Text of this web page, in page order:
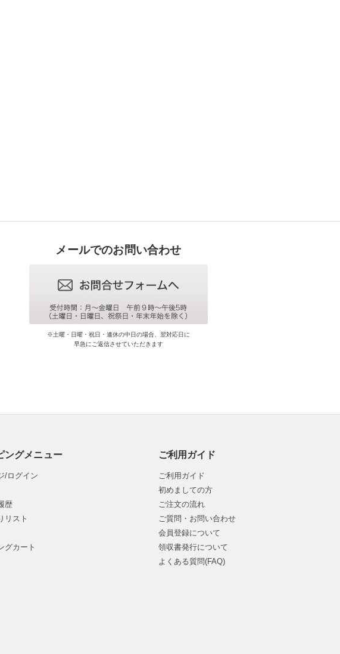
メールでのお問い合わせ
※土曜・日曜・祝日・連休の中日の場合、翌対応日に
早急にご返信させていただきます
ングメニュー
/ログイン
歴
リスト
グカート
ご利用ガイド
ご利用ガイド
初めましての方
ご注文の流れ
ご質問・お問い合わせ
会員登録について
領収書発行について
よくある質問(FAQ)